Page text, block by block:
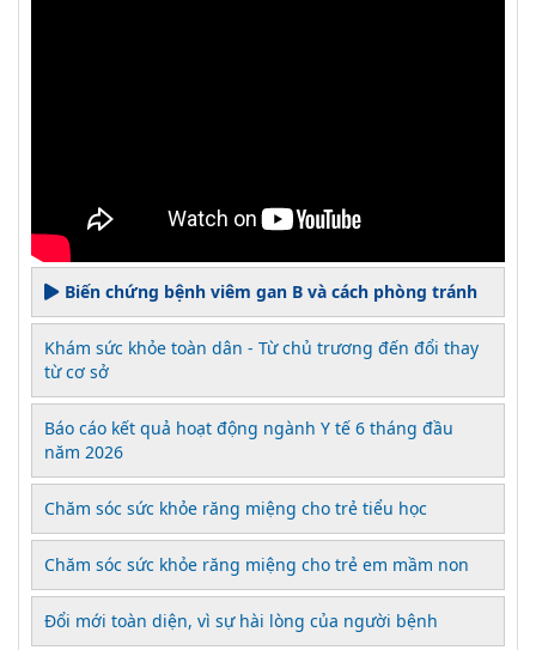
Biến chứng bệnh viêm gan B và cách phòng tránh
Khám sức khỏe toàn dân - Từ chủ trương đến đổi thay
từ cơ sở
Báo cáo kết quả hoạt động ngành Y tế 6 tháng đầu
năm 2026
Chăm sóc sức khỏe răng miệng cho trẻ tiểu học
Chăm sóc sức khỏe răng miệng cho trẻ em mầm non
Đổi mới toàn diện, vì sự hài lòng của người bệnh